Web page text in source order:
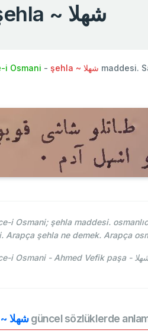
şehla ~ شهلا
i Osmani - şehla ~ شهلا maddesi.
i Osmani; şehla maddesi.
Arapça şehla ne demek. Arapça
şehla ~ شهلاgüncel sözlüklerde